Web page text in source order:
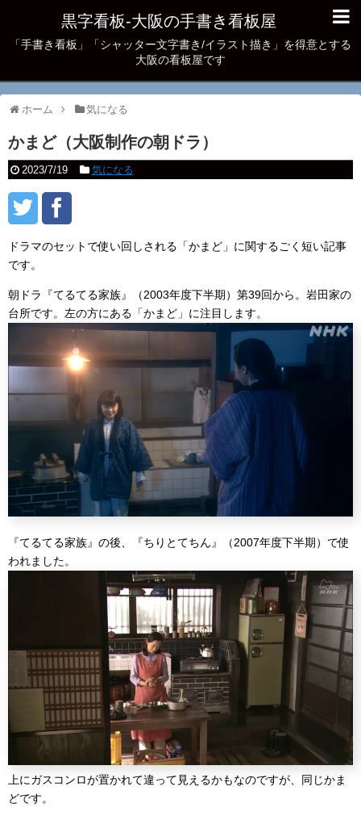
黒字看板‐大阪の手書き看板屋
「手書き看板」「シャッター文字書き/イラスト描き」を得意とする
大阪の看板屋です
ホーム 気になる
かまど（大阪制作の朝ドラ）
2023/7/19 気になる
ドラマのセットで使い回しされる「かまど」に関するごく短い記事
です。
朝ドラ『てるてる家族』（2003年度下半期）第39回から。岩田家の
台所です。左の方にある「かまど」に注目します。
『てるてる家族』の後、『ちりとてちん』（2007年度下半期）で使
われました。
上にガスコンロが置かれて違って見えるかもなのですが、同じかま
どです。